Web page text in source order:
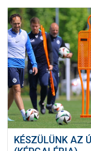
KÉSZÜLÜNK AZ